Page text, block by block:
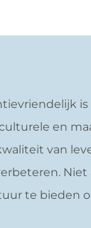
en
van
te bieden